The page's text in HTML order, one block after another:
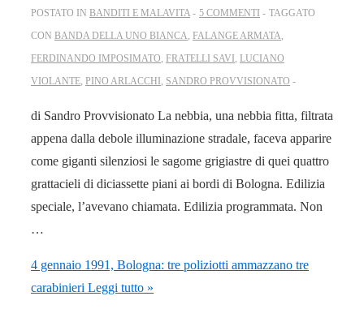
POSTATO IN BANDITI E MALAVITA 5 COMMENTI
TAGGATO
CON BANDA DELLA UNO BIANCA FALANGE ARMATA
FERDINANDO IMPOSIMATO FRATELLI SAVI LUCIANO
VIOLANTE PINO ARLACCHI SANDRO PROVVISIONATO
di Sandro Provvisionato La nebbia, una nebbia fitta, filtrata
appena dalla debole illuminazione stradale, faceva apparire
come giganti silenziosi le sagome grigiastre di quei quattro
grattacieli di diciassette piani ai bordi di Bologna. Edilizia
speciale, l’avevano chiamata. Edilizia programmata. Non
…
4 gennaio 1991, Bologna: tre poliziotti ammazzano tre
carabinieri Leggi tutto »